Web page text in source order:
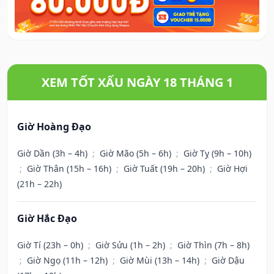
XEM TỐT XẤU NGÀY 18 THÁNG 1
Giờ Hoàng Đạo
Giờ Dần (3h – 4h) ; Giờ Mão (5h – 6h) ; Giờ Tỵ (9h – 10h)
; Giờ Thân (15h – 16h) ; Giờ Tuất (19h – 20h) ; Giờ Hợi
(21h – 22h)
Giờ Hắc Đạo
Giờ Tí (23h – 0h) ; Giờ Sửu (1h – 2h) ; Giờ Thìn (7h – 8h)
; Giờ Ngọ (11h – 12h) ; Giờ Mùi (13h – 14h) ; Giờ Dậu